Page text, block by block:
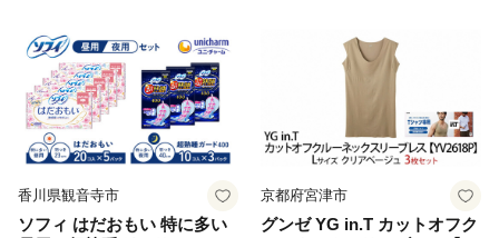
香川県観音寺市
ソフィ はだおもい 特に多い
京都府宮津市
グンゼ YG in.T カットオフク